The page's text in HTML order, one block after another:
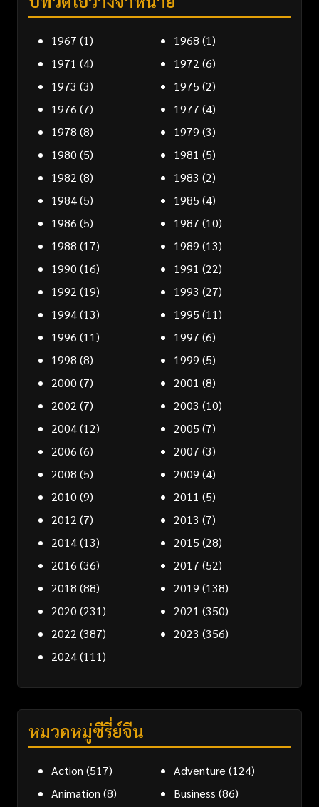
1967 (1) 1968 (1)
1971 (4) 1972 (6)
1973 (3) 1975 (2)
1976 (7) 1977 (4)
1978 (8) 1979 (3)
1980 (5) 1981 (5)
1982 (8) 1983 (2)
1984(5) 1985 (4)
1986 (5) 1987 (10)
1988 (17) 1989 (13)
1990 (16) 1991 (22)
1992 (19) 1993 (27)
1994(13) 1995 (11)
1996 (11) 1997 (6)
1998 (8) 1999 (5)
2000 (7) 2001 (8)
2002 (7) 2003 (10)
2004(12) 2005 (7)
2006 (6) 2007 (3)
2008 (5) 2009 (4)
2010 (9) 2011 (5)
2012 (7) 2013 (7)
2014(13) 2015 (28)
2016 (36) 2017 (52)
2018 (88) 2019 (138)
2020 (231) 2021 (350)
2022 (387) 2023 (356)
2024(111)
หมวดหมู่ซีรี่ย์จีน
Action (517) Adventure (124)
Animation (8) Business (86)